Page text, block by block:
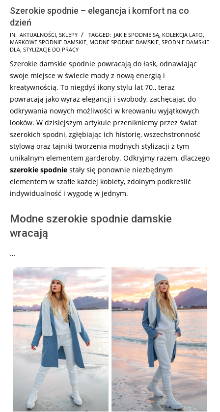
Szerokie spodnie – elegancja i komfort na co
dzień
2025-
04-
IN: AKTUALNOŚCI, SKLEPY TAGGED: JAKIE SPODNIE SĄ, KOLEKCJA LATO,
MARKOWE SPODNIE DAMSKIE, MODNE SPODNIE DAMSKIE, SPODNIE DAMSKIE
DLA, STYLIZACJE DO PRACY
Szerokie damskie spodnie powracają do łask, odnawiając
swoje miejsce w świecie mody z nową energią i
kreatywnością. To niegdyś ikony stylu lat 70., teraz
powracają jako wyraz elegancji i swobody, zachęcając do
odkrywania nowych możliwości w kreowaniu wyjątkowych
looków. W dzisiejszym artykule przenikniemy przez świat
szerokich spodni, zgłębiając ich historię, wszechstronność
stylową oraz tajniki tworzenia modnych stylizacji z tym
unikalnym elementem garderoby. Odkryjmy razem, dlaczego
szerokie spodnie stały się ponownie niezbędnym
elementem w szafie każdej kobiety, zdolnym podkreślić
indywidualność i wygodę w jednym.
Modne szerokie spodnie damskie
wracają
…